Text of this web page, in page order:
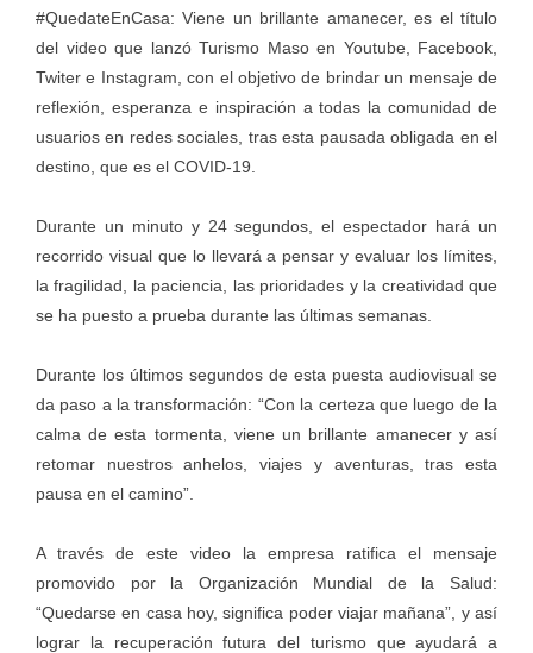
#QuedateEnCasa: Viene un brillante amanecer, es el título
del video que lanzó Turismo Maso en Youtube, Facebook,
Twiter e Instagram, con el objetivo de brindar un mensaje de
reflexión, esperanza e inspiración a todas la comunidad de
usuarios en redes sociales, tras esta pausada obligada en el
destino, que es el COVID-19.
Durante un minuto y 24 segundos, el espectador hará un
recorrido visual que lo llevará a pensar y evaluar los límites,
la fragilidad, la paciencia, las prioridades y la creatividad que
se ha puesto a prueba durante las últimas semanas.
Durante los últimos segundos de esta puesta audiovisual se
da paso a la transformación: “Con la certeza que luego de la
calma de esta tormenta, viene un brillante amanecer y así
retomar nuestros anhelos, viajes y aventuras, tras esta
pausa en el camino”.
A través de este video la empresa ratifica el mensaje
promovido por la Organización Mundial de la Salud:
“Quedarse en casa hoy, significa poder viajar mañana”, y así
lograr la recuperación futura del turismo que ayudará a